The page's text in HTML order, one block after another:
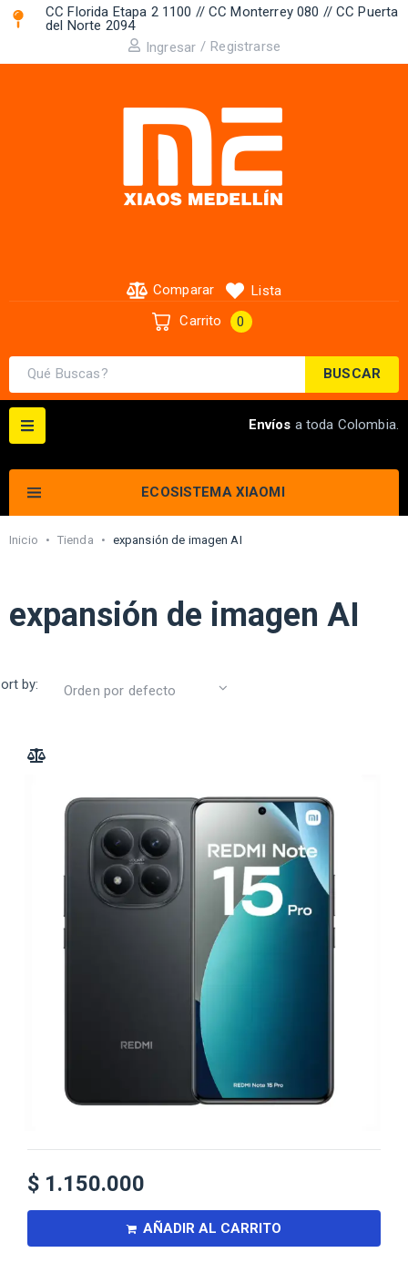
CC Florida Etapa 2 1100 // CC Monterrey 080 // CC Puerta
del Norte 2094 ​
Ingresar / Registrarse
BUSCAR
Comparar
Lista
Carrito
0
ECOSISTEMA XIAOMI
Envíos a toda Colombia.
Inicio • Tienda • expansión de imagen AI
expansión de imagen AI
by:
$ 1.150.000
AÑADIR AL CARRITO